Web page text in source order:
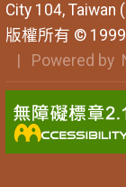
City 104, Taiwan
版權所有 ©
| Powered by